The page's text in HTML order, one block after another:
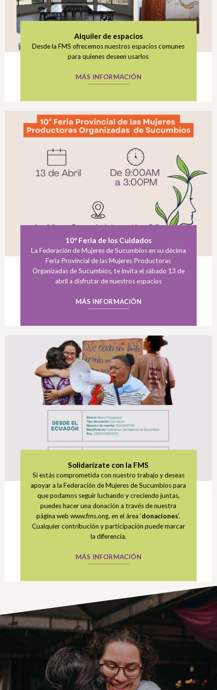
Alquiler de espacios
Desde la FMS ofrecemos nuestros espacios comunes
para quienes deseen usarlos
MÁS INFORMACIÓN
10° Feria de los Cuidados
La Federación de Mujeres de Sucumbíos en su décima
Feria Provincial de las Mujeres Productoras
Organizadas de Sucumbíos, te invita el sábado 13 de
abril a disfrutar de nuestros espacios
MÁS INFORMACIÓN
Solidarízate con la FMS
Si estás comprometida con nuestro trabajo y deseas
apoyar a la Federación de Mujeres de Sucumbíos para
que podamos seguir luchando y creciendo juntas,
puedes hacer una donación a través de nuestra
página web www.fms.ong, en el área ‘donaciones‘.
Cualquier contribución y participación puede marcar
la diferencia.
MÁS INFORMACIÓN